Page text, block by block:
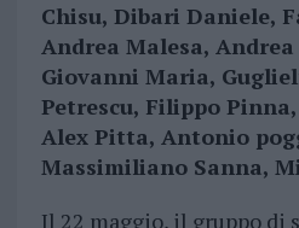
Chisu, Dibari Daniele,
Andrea Malesa,
Giovanni Maria,
Petrescu, Filippo
Alex Pitta, Antonio
Massimiliano Sanna,
Il 22 maggio, il gruppo di